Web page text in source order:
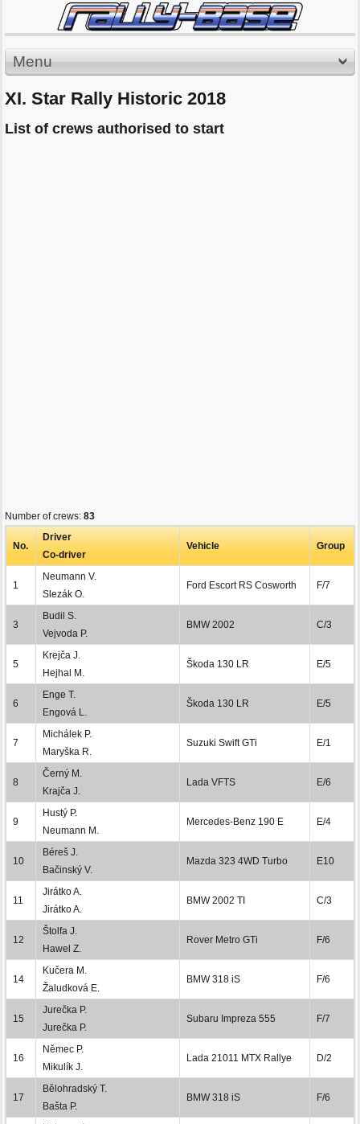
Menu
XI. Star Rally Historic 2018
List of crews authorised to start
Number of crews: 83
No.
Driver
Co-driver
Vehicle Group
1
Neumann V.
Slezák O.
Ford Escort RS Cosworth F/7
3
Budil S.
Vejvoda P.
BMW 2002 C/3
5
Krejča J.
Hejhal M.
Škoda 130 LR E/5
6
Enge T.
Engová L.
Škoda 130 LR E/5
7
Michálek P.
Maryška R.
Suzuki Swift GTi E/1
8
Černý M.
Krajča J.
Lada VFTS E/6
9
Hustý P.
Neumann M.
Mercedes-Benz 190 E E/4
10
Béreš J.
Bačinský V.
Mazda 323 4WD Turbo E10
11
Jirátko A.
Jirátko A.
BMW 2002 TI C/3
12
Štolfa J.
Hawel Z.
Rover Metro GTi F/6
14
Kučera M.
Žaludková E.
BMW 318 iS F/6
15
Jurečka P.
Jurečka P.
Subaru Impreza 555 F/7
16
Němec P.
Mikulík J.
Lada 21011 MTX Rallye D/2
17
Bělohradský T.
Bašta P.
BMW 318 iS F/6